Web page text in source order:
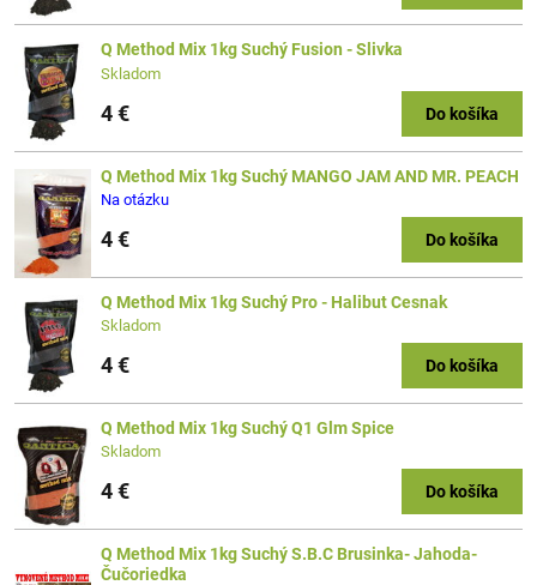
Q Method Mix 1kg Suchý Fusion - Slivka
Skladom
4 € Do košíka
Q Method Mix 1kg Suchý MANGO JAM AND MR. PEACH
Na otázku
4 € Do košíka
Q Method Mix 1kg Suchý Pro - Halibut Cesnak
Skladom
4 € Do košíka
Q Method Mix 1kg Suchý Q1 Glm Spice
Skladom
4 € Do košíka
Q Method Mix 1kg Suchý S.B.C Brusinka- Jahoda-
Čučoriedka